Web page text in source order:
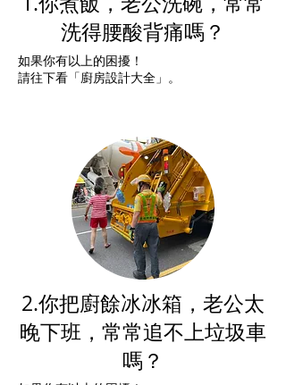
洗得腰酸背痛嗎？
如果你有以上的困擾！
請往下看「廚房設計大全」。
2.你把廚餘冰冰箱，老公太
晚下班，常常追不上垃圾車
嗎？